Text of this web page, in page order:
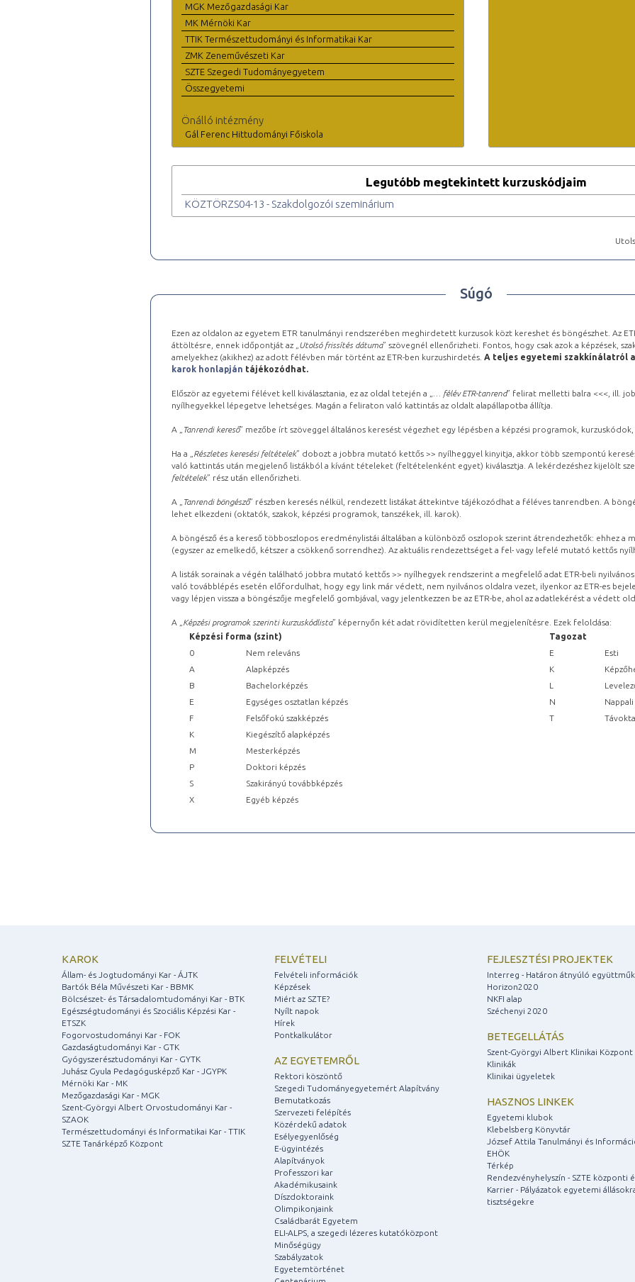
MGK Mezőgazdasági Kar
MK Mérnöki Kar
TTIK Természettudományi és Informatikai Kar
ZMK Zeneművészeti Kar
SZTE Szegedi Tudományegyetem
Összegyetemi
Önálló intézmény
Gál Ferenc Hittudományi Főiskola
Legutóbb megtekintett kurzuskódjaim
KÖZTÖRZS04-13 - Szakdolgozói szeminárium
Súgó
Ezen az oldalon az egyetem ETR tanulmányi rendszerében meghirdetett kurzusok közt kereshet és böngészhet. Az
áttöltésre, ennek időpontját az „ Utolsó frissítés dátuma” szövegnél ellenőrizheti. Fontos, hogy csak azok a képzések,
amelyekhez (akikhez) az adott félévben már történt az ETR-ben kurzushirdetés. A teljes egyetemi szakkínálatról a
karok honlapján tájékozódhat.
Először az egyetemi félévet kell kiválasztania, ez az oldal tetején a „ … félév ETR-tanrend” felirat melletti balra <<<, ill.
nyílhegyekkel lépegetve lehetséges. Magán a feliraton való kattintás az oldalt alapállapotba állítja.
A „ Tanrendi kereső” mezőbe írt szöveggel általános keresést végezhet egy lépésben a képzési programok,
Ha a „ Részletes keresési feltételek” dobozt a jobbra mutató kettős >> nyílheggyel kinyitja, akkor több szempontú
való kattintás után megjelenő listákból a kívánt tételeket (feltételenként egyet) kiválasztja. A lekérdezéshez kijelölt
feltételek” rész után ellenőrizheti.
A „ Tanrendi böngésző” részben keresés nélkül, rendezett listákat áttekintve tájékozódhat a féléves tanrendben. A
lehet elkezdeni (oktatók, szakok, képzési programok, tanszékek, ill. karok).
A böngésző és a kereső többoszlopos eredménylistái általában a különböző oszlopok szerint átrendezhetők: ehhez a
(egyszer az emelkedő, kétszer a csökkenő sorrendhez). Az aktuális rendezettséget a fel- vagy lefelé mutató kettős
A listák sorainak a végén található jobbra mutató kettős >> nyílhegyek rendszerint a megfelelő adat ETR-beli
való továbblépés esetén előfordulhat, hogy egy link már védett, nem nyilvános oldalra vezet, ilyenkor az ETR-es
vagy lépjen vissza a böngészője megfelelő gombjával, vagy jelentkezzen be az ETR-be, ahol az adatlekérést a védett
A „ Képzési programok szerinti kurzuskódlista” képernyőn két adat rövidítetten kerül megjelenítésre. Ezek feloldása:
Képzési forma (szint)
Tagozat
0
Nem releváns E
Esti
A
Alapképzés K
B
Bachelorképzés L
E
Egységes osztatlan képzés N
Nappali
F
Felsőfokú szakképzés T
K
Kiegészítő alapképzés
M
Mesterképzés
P
Doktori képzés
S
Szakirányú továbbképzés
X
Egyéb képzés
KAROK
Állam- és Jogtudományi Kar - ÁJTK
Bartók Béla Művészeti Kar - BBMK
Bölcsészet- és Társadalomtudományi Kar - BTK
Egészségtudományi és Szociális Képzési Kar -
ETSZK
Fogorvostudományi Kar - FOK
Gazdaságtudományi Kar - GTK
Gyógyszerésztudományi Kar - GYTK
Juhász Gyula Pedagógusképző Kar - JGYPK
Mérnöki Kar - MK
Mezőgazdasági Kar - MGK
Szent-Györgyi Albert Orvostudományi Kar -
SZAOK
Természettudományi és Informatikai Kar - TTIK
SZTE Tanárképző Központ
FELVÉTELI
Felvételi információk
Képzések
Miért az SZTE?
Nyílt napok
Hírek
Pontkalkulátor
AZ EGYETEMRŐL
Rektori köszöntő
Szegedi Tudományegyetemért Alapítvány
Bemutatkozás
Szervezeti felépítés
Közérdekű adatok
Esélyegyenlőség
E-ügyintézés
Alapítványok
Professzori kar
Akadémikusaink
Díszdoktoraink
Olimpikonjaink
Családbarát Egyetem
ELI-ALPS, a szegedi lézeres kutatóközpont
Minőségügy
Szabályzatok
Egyetemtörténet
FEJLESZTÉSI PROJEKTEK
Interreg - Határon átnyúló
Horizon2020
NKFI alap
Széchenyi 2020
BETEGELLÁTÁS
Szent-Györgyi Albert Klinikai Központ
Klinikák
Klinikai ügyeletek
HASZNOS LINKEK
Egyetemi klubok
Klebelsberg Könyvtár
József Attila Tanulmányi és
EHÖK
Térkép
Rendezvényhelyszín - SZTE központi
Karrier - Pályázatok egyetemi
tisztségekre